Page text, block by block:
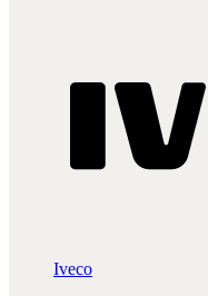
Iveco